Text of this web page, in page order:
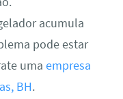
acumula
pode estar
uma empresa
BH.